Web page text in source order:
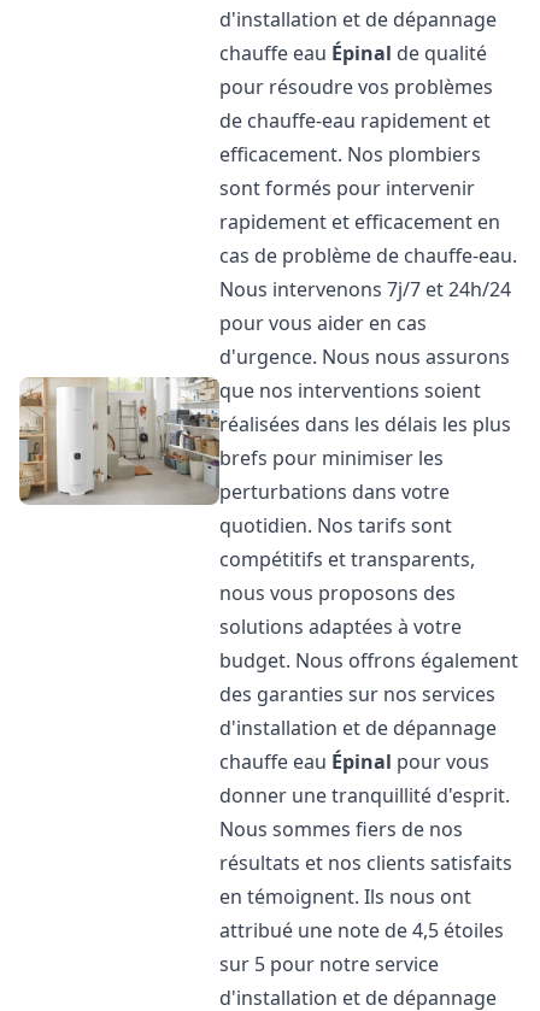
d'installation et de dépannage
chauffe eau Épinal de qualité
pour résoudre vos problèmes
de chauffe-eau rapidement et
efficacement. Nos plombiers
sont formés pour intervenir
rapidement et efficacement en
cas de problème de chauffe-eau.
Nous intervenons 7j/7 et 24h/24
pour vous aider en cas
d'urgence. Nous nous assurons
que nos interventions soient
réalisées dans les délais les plus
brefs pour minimiser les
perturbations dans votre
quotidien. Nos tarifs sont
compétitifs et transparents,
nous vous proposons des
solutions adaptées à votre
budget. Nous offrons également
des garanties sur nos services
d'installation et de dépannage
chauffe eau Épinal pour vous
donner une tranquillité d'esprit.
Nous sommes fiers de nos
résultats et nos clients satisfaits
en témoignent. Ils nous ont
attribué une note de 4,5 étoiles
sur 5 pour notre service
d'installation et de dépannage